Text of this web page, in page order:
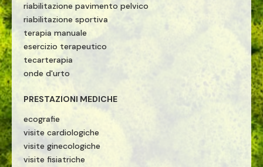
riabilitazione pavimento pelvico
riabilitazione sportiva
terapia manuale
esercizio terapeutico
tecarterapia
onde d'urto
PRESTAZIONI MEDICHE
ecografie
visite cardiologiche
visite ginecologiche
visite fisiatriche